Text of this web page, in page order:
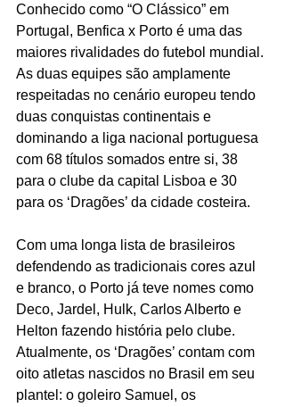
Conhecido como “O Clássico” em
Portugal, Benfica x Porto é uma das
maiores rivalidades do futebol mundial.
As duas equipes são amplamente
respeitadas no cenário europeu tendo
duas conquistas continentais e
dominando a liga nacional portuguesa
com 68 títulos somados entre si, 38
para o clube da capital Lisboa e 30
para os ‘Dragões’ da cidade costeira.
Com uma longa lista de brasileiros
defendendo as tradicionais cores azul
e branco, o Porto já teve nomes como
Deco, Jardel, Hulk, Carlos Alberto e
Helton fazendo história pelo clube.
Atualmente, os ‘Dragões’ contam com
oito atletas nascidos no Brasil em seu
plantel: o goleiro Samuel, os